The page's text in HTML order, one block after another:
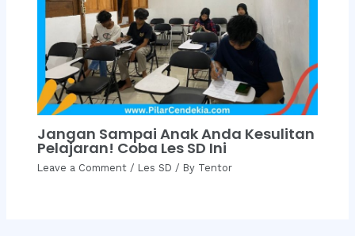
Jangan Sampai Anak Anda Kesulitan
Pelajaran! Coba Les SD Ini
Leave a Comment / Les SD / By Tentor